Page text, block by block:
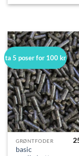
ta 5 poser for 100 kr
GRØNTFODER
basic